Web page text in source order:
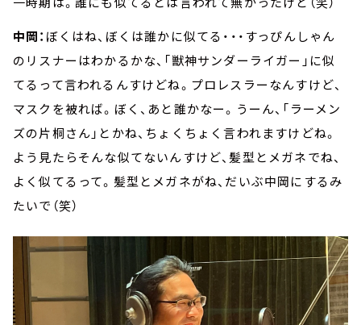
中岡： ぼくはね、ぼくは誰かに似てる・・・すっぴんしゃん
のリスナーはわかるかな、「獣神サンダーライガー」に似
てるって言われるんすけどね。プロレスラーなんすけど、
マスクを被れば。ぼく、あと誰かなー。うーん、「ラーメン
ズの片桐さん」とかね、ちょくちょく言われますけどね。
よう見たらそんな似てないんすけど、髪型とメガネでね、
よく似てるって。髪型とメガネがね、だいぶ中岡にするみ
たいで（笑）